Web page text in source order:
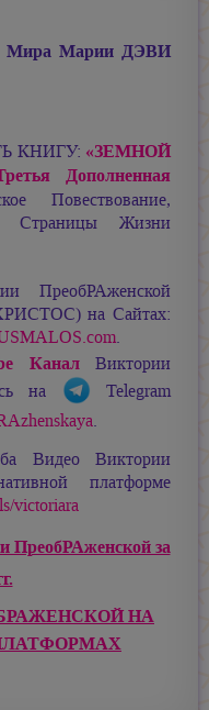
Мира Марии ДЭВИ
КНИГУ: «ЗЕМНОЙ
Дополненная
Повествование,
Страницы Жизни
ПреобРАженской
) на Сайтах:
.
КаналВиктории
на
Telegram
.
Видео Виктории
платформе
victoriara
ПреобРАженской за
НА